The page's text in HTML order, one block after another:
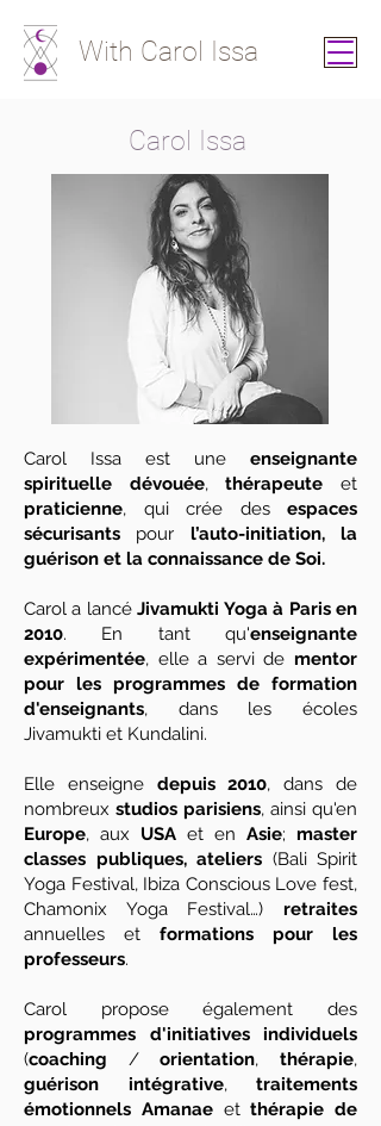
With Carol Issa
Carol Issa
Carol Issa est une enseignante
spirituelle dévouée,thérapeuteet
praticienne, qui crée des espaces
sécurisants pour l’auto-initiation, la
guérison et la connaissance de Soi.
Carol a lancéJivamukti Yoga à Paris en
2010. En tant qu'enseignante
expérimentée, elle a servi de mentor
pour les programmes de formation
d'enseignants, dans les écoles
Jivamukti et Kundalini.
Elle enseigne depuis 2010, dans de
nombreux studios parisiens, ainsi qu'en
Europe, aux USA et en Asie; master
classes publiques, ateliers (Bali Spirit
Yoga Festival, Ibiza Conscious Love fest,
Chamonix Yoga Festival…) retraites
annuelles et formations pour les
professeurs.
Carol propose également des
programmes d'initiatives individuels
(coaching /orientation,thérapie,
guérison intégrative, traitements
émotionnels Amanaeetthérapie de